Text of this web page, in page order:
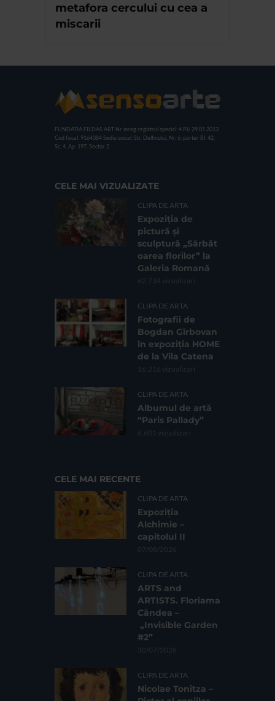
metafora cercului cu cea a
miscarii
FUNDATIA FILDAS ART Nr inreg registrul special: 4 PJ/ 29.01.2013
Cod fiscal: 9164384 Sediu social: Str. Delfinului, Nr. 6, parter Bl. 42,
Sc. 4, Ap. 197, Sector 2
CELE MAI VIZUALIZATE
CLIPA DE ARTA
Expoziția de
pictură și
sculptură „Sărbăt
oarea florilor” la
Galeria Romană
62.734 vizualizari
CLIPA DE ARTA
Fotografii de
Bogdan Gîrbovan
în expoziția HOME
de la Vila Catena
16.216 vizualizari
CLIPA DE ARTA
Albumul de artă
“Paris Pallady”
6.601 vizualizari
CELE MAI RECENTE
CLIPA DE ARTA
Expoziția
Alchimie –
capitolul II
07/08/2026
CLIPA DE ARTA
ARTS and
ARTISTS. Floriama
Cândea –
„Invisible Garden
#2”
30/07/2026
CLIPA DE ARTA
Nicolae Tonitza –